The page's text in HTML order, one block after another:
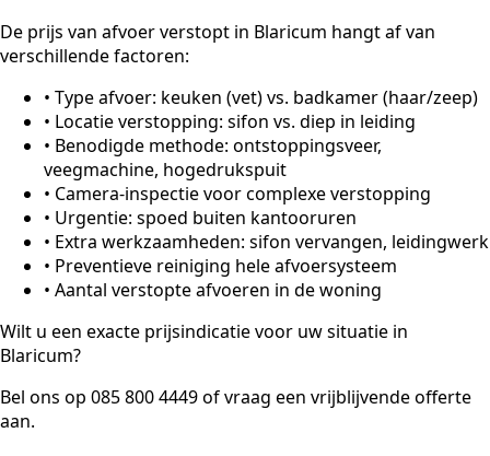
De prijs van afvoer verstopt in Blaricum hangt af van
verschillende factoren:
• Type afvoer: keuken (vet) vs. badkamer (haar/zeep)
• Locatie verstopping: sifon vs. diep in leiding
• Benodigde methode: ontstoppingsveer,
veegmachine, hogedrukspuit
• Camera-inspectie voor complexe verstopping
• Urgentie: spoed buiten kantooruren
• Extra werkzaamheden: sifon vervangen, leidingwerk
• Preventieve reiniging hele afvoersysteem
• Aantal verstopte afvoeren in de woning
Wilt u een exacte prijsindicatie voor uw situatie in
Blaricum?
Bel ons op 085 800 4449 of vraag een vrijblijvende offerte
aan.